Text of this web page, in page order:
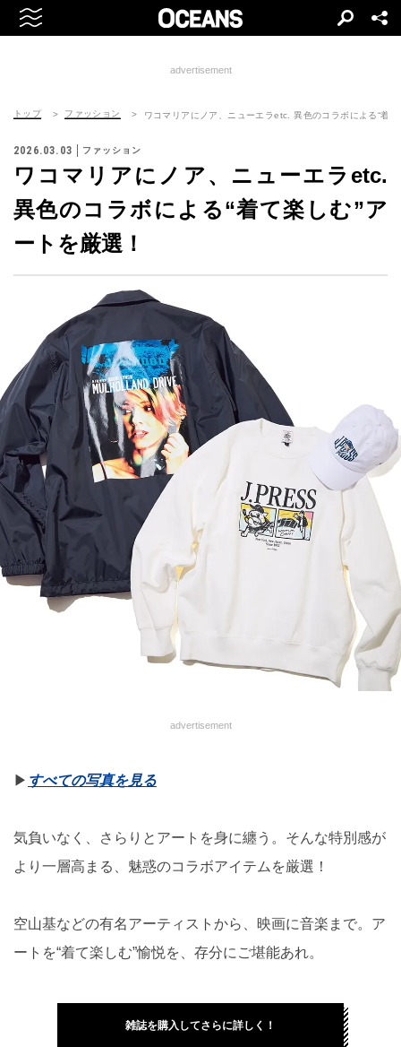
advertisement
トップ ファッション ワコマリアにノア、ニューエラetc. 異色のコラボによる“着
2026.03.03 ファッション
ワコマリアにノア、ニューエラetc.
異色のコラボによる“着て楽しむ”ア
ートを厳選！
advertisement
▶︎ すべての写真を見る
気負いなく、さらりとアートを身に纏う。そんな特別感が
より一層高まる、魅惑のコラボアイテムを厳選！
空山基などの有名アーティストから、映画に音楽まで。ア
ートを“着て楽しむ”愉悦を、存分にご堪能あれ。
雑誌を購入してさらに詳しく！